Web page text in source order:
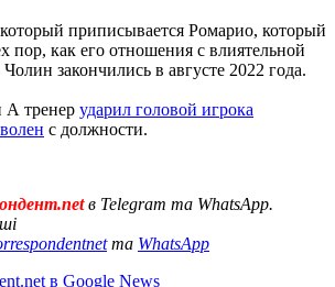
приписывается Ромарио, который
пор, как его отношения с влиятельной
закончились в августе 2022 года.
тренер ударил головой игрока
с должности.
в Telegram та WhatsApp.
та WhatsApp
в Google News